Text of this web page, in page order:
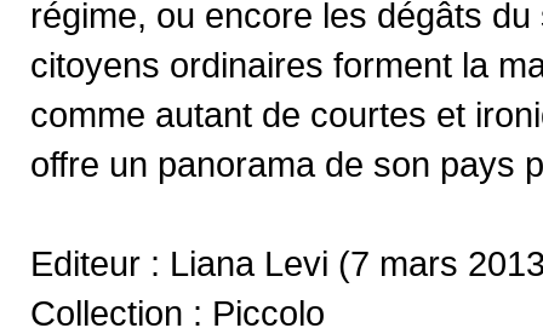
régime, ou encore les dégâts
citoyens ordinaires forment la
comme autant de courtes et
offre un panorama de son pays
Editeur : Liana Levi (7 mars
Collection : Piccolo